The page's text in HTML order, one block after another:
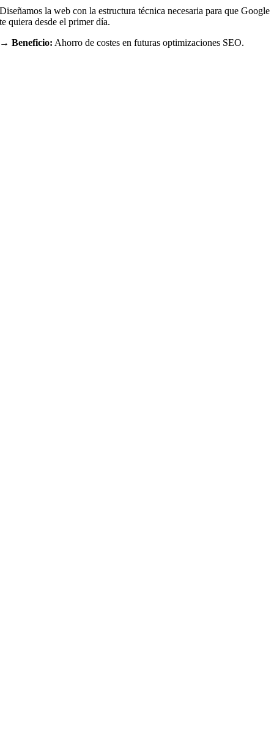
Diseñamos la web con la estructura técnica necesaria para que Google
te quiera desde el primer día.
→ Beneficio: Ahorro de costes en futuras optimizaciones SEO.